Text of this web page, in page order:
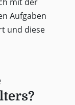
Aufgaben
und diese